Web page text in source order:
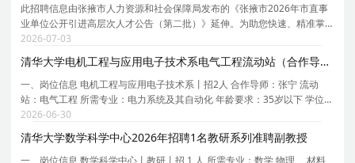
此招聘信息由张掖市人力资源和社会保障局发布的《张掖市2026年市直事
业单位公开引进高层次人才公告（第二批）》延伸。为助您快速、精准掌
握培黎职业学院的招聘详情， 现特别针对培黎职业学院的岗位信息与报考
要点单独说明。 为保证您获取的招聘信息完整且准
2026-07-03
清华大学电机工程与应用电子技术系电气工程流动站（合作导师张宁）2026年招聘2名博士后
一、岗位信息 电机工程与应用电子技术系丨招2人 合作导师：张宁 流动
站：电气工程 所需专业：电力系统及其自动化 年龄要求：35岁以下 学位要
求：博士 拟从事研究内容或研究计划： 1. 数据驱动的电力系统安全稳定规
则提取 2. 面向电力系统优化决策的可信人工
2026-06-30
清华大学数学科学中心2026年招聘1名教研系列准聘副教授
一、岗位信息 数学科学中心丨教研丨招 1 人 所需专业：数学 物理 、材料